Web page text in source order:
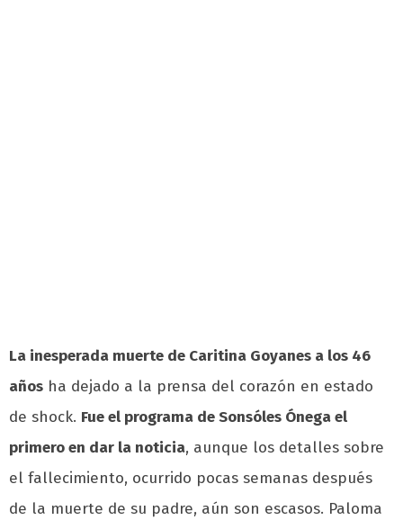
La inesperada muerte de Caritina Goyanes a los 46
años ha dejado a la prensa del corazón en estado
de shock. Fue el programa de Sonsóles Ónega el
primero en dar la noticia, aunque los detalles sobre
el fallecimiento, ocurrido pocas semanas después
de la muerte de su padre, aún son escasos. Paloma